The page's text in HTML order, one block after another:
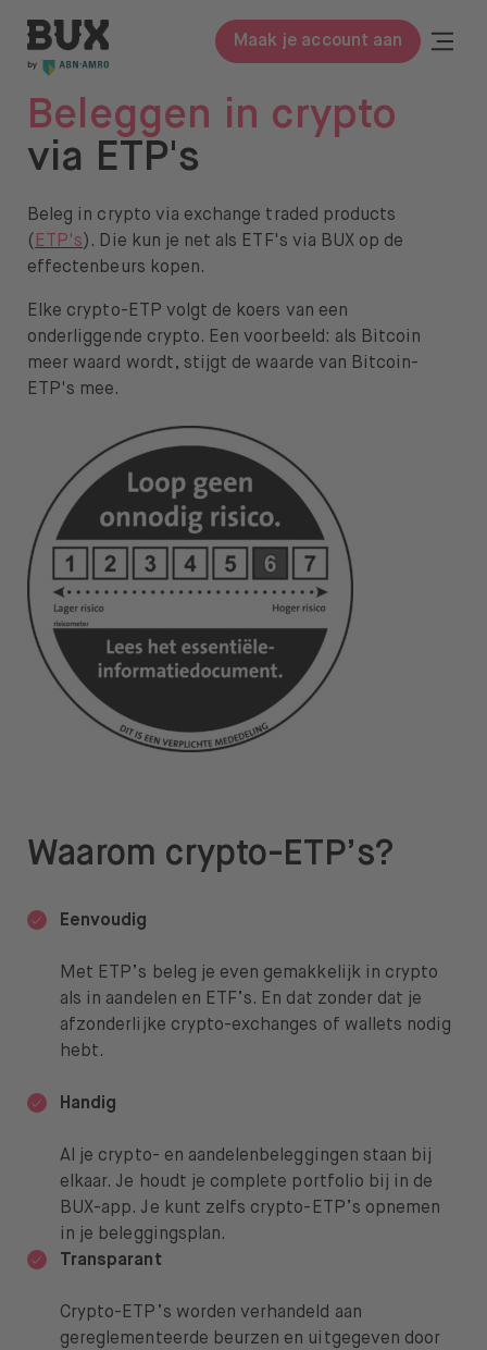
BUX | Doe meer met je geld NL
Maak je account aan
BUX Prime
Tarieven
ETF’s
Begrippenlijst
Beleggen in
Leer beleggen
Over ons
Over BUX
Vacatures
Pers
Help
FAQ
Overstappen
Beleggen in crypto
via ETP's
Beleg in crypto via exchange traded products
( ETP's). Die kun je net als ETF's via BUX op de
effectenbeurs kopen.
Elke crypto-ETP volgt de koers van een
onderliggende crypto. Een voorbeeld: als Bitcoin
meer waard wordt, stijgt de waarde van Bitcoin-
ETP's mee.
Waarom crypto-ETP’s?
Eenvoudig
Met ETP’s beleg je even gemakkelijk in crypto
als in aandelen en ETF’s. En dat zonder dat je
afzonderlijke crypto-exchanges of wallets nodig
hebt.
Handig
Al je crypto- en aandelenbeleggingen staan bij
elkaar. Je houdt je complete portfolio bij in de
BUX-app. Je kunt zelfs crypto-ETP’s opnemen
in je beleggingsplan.
Transparant
Crypto-ETP’s worden verhandeld aan
gereglementeerde beurzen en uitgegeven door
Close